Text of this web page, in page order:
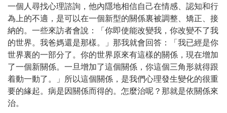
一個人尋找心理諮詢，他內隱地相信自己在情感、認知和行
為上的不適，是可以在一個新型的關係裏被調整、矯正、接
納的。一些來訪者會說：「你即使能改變我，你改變不了我
的世界。我爸媽還是那樣。」那我就會回答：「我已經是你
世界裏的一部分了。你的世界原來有這樣的關係，現在增加
了一個新關係。一旦增加了這個關係，你這個三角形就得跟
着動一動了。」所以這個關係，是我們心理發生變化的很重
要的緣起。病是因關係而得的。怎麼治呢？那就是依關係來
治。